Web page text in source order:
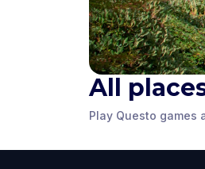
All
Play Questo games
Clyde Square